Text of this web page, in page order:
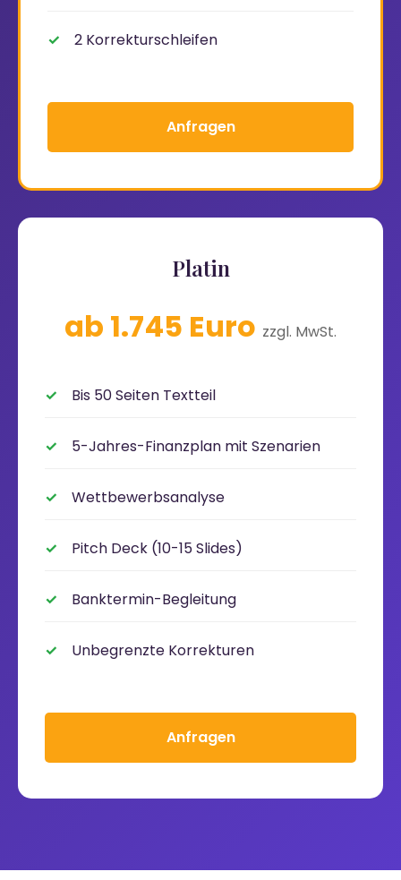
2 Korrekturschleifen
Anfragen
Platin
ab 1.745 Euro zzgl. MwSt.
Bis 50 Seiten Textteil
5-Jahres-Finanzplan mit Szenarien
Wettbewerbsanalyse
Pitch Deck (10-15 Slides)
Banktermin-Begleitung
Unbegrenzte Korrekturen
Anfragen